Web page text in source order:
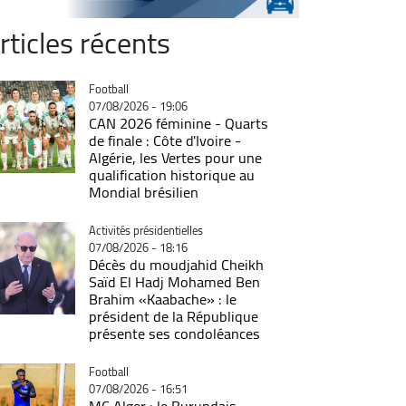
récents
Catégorie
Football
07/08/2026 - 19:06
CAN 2026 féminine - Quarts
de finale : Côte d'Ivoire -
Algérie, les Vertes pour une
qualification historique au
Mondial brésilien
Catégorie
Activités présidentielles
07/08/2026 - 18:16
Décès du moudjahid Cheikh
Saïd El Hadj Mohamed Ben
Brahim «Kaabache» : le
président de la République
présente ses condoléances
Catégorie
Football
07/08/2026 - 16:51